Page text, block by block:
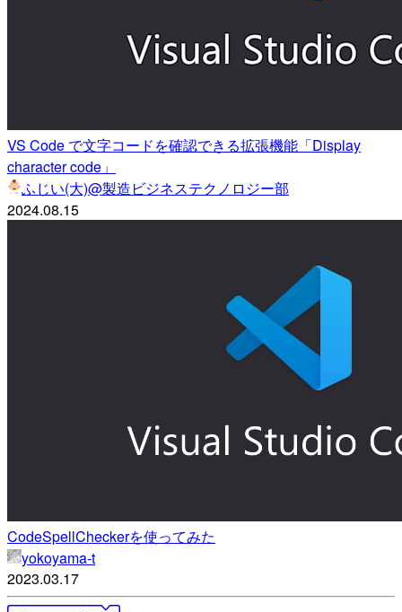
VS Code で文字コードを確認できる拡張機能「Display
character code」
ふじい(大)@製造ビジネステクノロジー部
2024.08.15
CodeSpellCheckerを使ってみた
yokoyama-t
2023.03.17